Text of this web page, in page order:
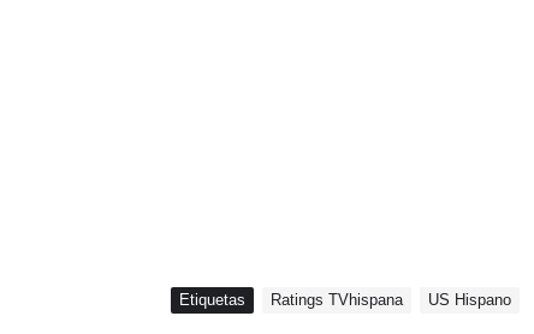
Etiquetas Ratings TVhispana US Hispano